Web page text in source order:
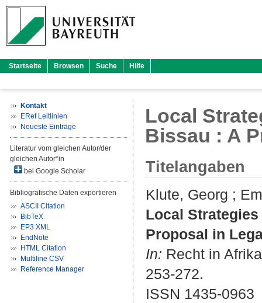
Startseite Browsen Suche Hilfe
Kontakt
ERef Leitlinien
Neueste Einträge
Literatur vom gleichen Autor/der
gleichen Autor*in
bei Google Scholar
Bibliografische Daten exportieren
ASCII Citation
BibTeX
EP3 XML
EndNote
HTML Citation
Multiline CSV
Reference Manager
Local
Bissau : A
Titelangaben
Klute, Georg ;
Local
Proposal in
In: Recht in
253-272.
ISSN 1435-0963